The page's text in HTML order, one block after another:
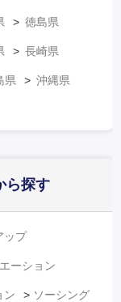
徳島県
長崎県
県 沖縄県
ら探す
ップ
ーション
ン ソーシング